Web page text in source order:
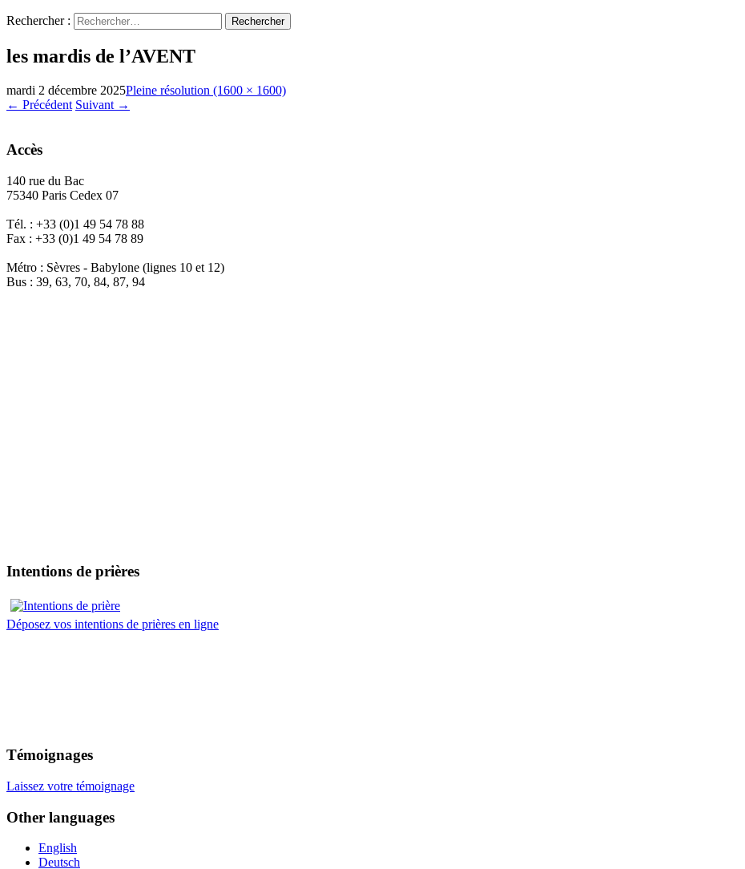
Rechercher :
les mardis de l’AVENT
mardi 2 décembre 2025Pleine résolution (1600 × 1600)
← Précédent Suivant →
Accès
140 rue du Bac
75340 Paris Cedex 07
Tél. : +33 (0)1 49 54 78 88
Fax : +33 (0)1 49 54 78 89
Métro : Sèvres - Babylone (lignes 10 et 12)
Bus : 39, 63, 70, 84, 87, 94
Intentions de prières
Déposez vos intentions de prières en ligne
Témoignages
Laissez votre témoignage
Other languages
English
Deutsch